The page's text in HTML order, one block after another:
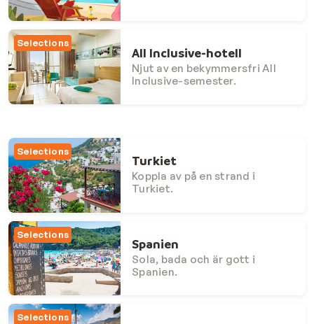
selections
All Inclusive-hotell
Njut av en bekymmersfri All
Inclusive-semester.
selections
Turkiet
Koppla av på en strand i
Turkiet.
selections
Spanien
Sola, bada och är gott i
Spanien.
selections